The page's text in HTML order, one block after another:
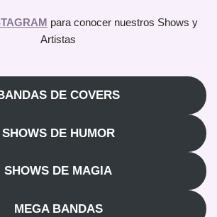
para conocer nuestros Shows y
Artistas
DE COVERS
SHOWS DE HUMOR
SHOWS DE MAGIA
MEGA BANDAS